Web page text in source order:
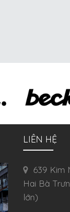
LIÊN HỆ
639 Kim
Hai Bà
lớn)